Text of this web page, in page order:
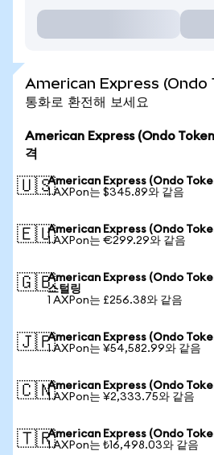
American Express (Ondo
통화로 환전해 보세요
American Express (Ondo
격
🇺🇸American Express (Ondo
1 AXPon는 $345.89와 같음
🇪🇺American Express (Ondo
1 AXPon는 €299.29와 같음
🇬🇧American Express (Ondo
스털링
1 AXPon는 £256.38와 같음
🇯🇵American Express (Ondo
1 AXPon는 ¥54,582.99와 같음
🇨🇳American Express (Ondo
1 AXPon는 ¥2,333.75와 같음
🇹🇷American Express (Ondo
1 AXPon는 ₺16,498.03와 같음